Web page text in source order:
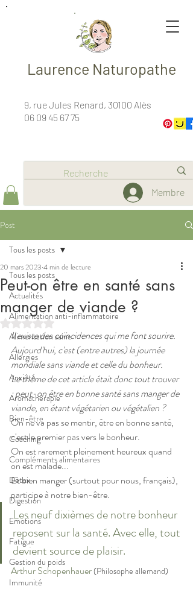
9, rue Jules Renard, 30100 Alès
06 09 45 67 75
Membre
Laurence Naturopathe
Post
Tous les posts
Actualités
Alimentation anti-inflammatoire
Alimentation saine
Allergies
Anxiété
Aromathérapie
Bien-être
Coaching
Compléments alimentaires
Détox
Digestion
Emotions
Fatigue
Gestion du poids
Immunité
Tous les posts
Peut-on être en santé sans
manger de viande ?
20 mars 2023 4 min de lecture
Noté NaN étoiles sur 5.
Il existe des coïncidences qui me font sourire.
Aujourd'hui, c'est (entre autres) la journée
mondiale sans viande et celle du bonheur.
Le thème de cet article était donc tout trouver
: peut-on être en bonne santé sans manger de
viande, en étant végétarien ou végétalien ?
On ne va pas se mentir, être en bonne santé,
c'est le premier pas vers le bonheur.
On est rarement pleinement heureux quand
on est malade...
Et bien manger (surtout pour nous, français),
participe à notre bien-être.
Les neuf dixièmes de notre bonheur
reposent sur la santé. Avec elle, tout
devient source de plaisir.
Arthur Schopenhauer (Philosophe allemand)